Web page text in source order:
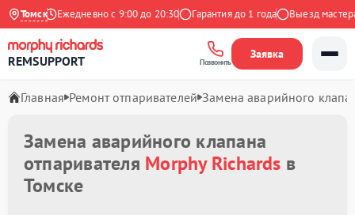
ТомскЕжедневно с 9:00 до 20:30 Гарантия до 1 года Выезд мастера
REMSUPPORT Позвонить
Заявка
Главная Ремонт отпаривателей Замена аварийного
Замена аварийного клапана
отпаривателя Morphy Richards в
Томске